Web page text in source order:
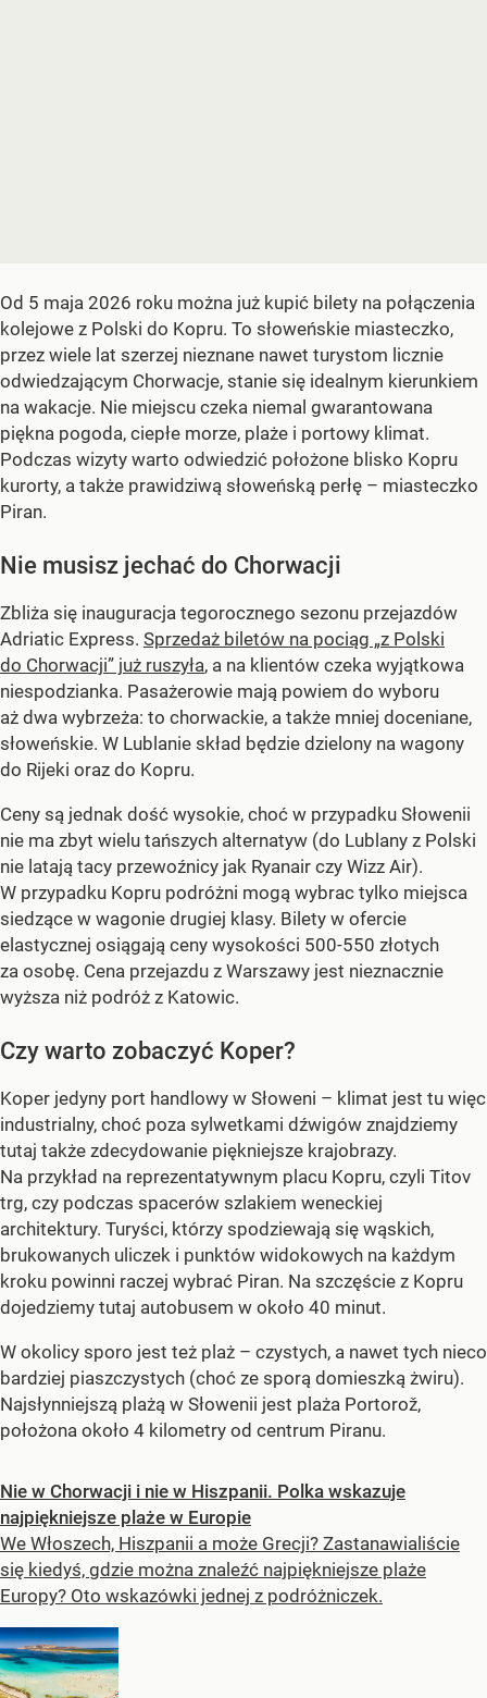
Od 5 maja 2026 roku można już kupić bilety na połączenia
kolejowe z Polski do Kopru. To słoweńskie miasteczko,
przez wiele lat szerzej nieznane nawet turystom licznie
odwiedzającym Chorwacje, stanie się idealnym kierunkiem
na wakacje. Nie miejscu czeka niemal gwarantowana
piękna pogoda, ciepłe morze, plaże i portowy klimat.
Podczas wizyty warto odwiedzić położone blisko Kopru
kurorty, a także prawidziwą słoweńską perłę – miasteczko
Piran.
Nie musisz jechać do Chorwacji
Zbliża się inauguracja tegorocznego sezonu przejazdów
Adriatic Express. Sprzedaż biletów na pociąg „z Polski
do Chorwacji” już ruszyła, a na klientów czeka wyjątkowa
niespodzianka. Pasażerowie mają powiem do wyboru
aż dwa wybrzeża: to chorwackie, a także mniej doceniane,
słoweńskie. W Lublanie skład będzie dzielony na wagony
do Rijeki oraz do Kopru.
Ceny są jednak dość wysokie, choć w przypadku Słowenii
nie ma zbyt wielu tańszych alternatyw (do Lublany z Polski
nie latają tacy przewoźnicy jak Ryanair czy Wizz Air).
W przypadku Kopru podróżni mogą wybrac tylko miejsca
siedzące w wagonie drugiej klasy. Bilety w ofercie
elastycznej osiągają ceny wysokości 500-550 złotych
za osobę. Cena przejazdu z Warszawy jest nieznacznie
wyższa niż podróż z Katowic.
Czy warto zobaczyć Koper?
Koper jedyny port handlowy w Słoweni – klimat jest tu więc
industrialny, choć poza sylwetkami dźwigów znajdziemy
tutaj także zdecydowanie piękniejsze krajobrazy.
Na przykład na reprezentatywnym placu Kopru, czyli Titov
trg, czy podczas spacerów szlakiem weneckiej
architektury. Turyści, którzy spodziewają się wąskich,
brukowanych uliczek i punktów widokowych na każdym
kroku powinni raczej wybrać Piran. Na szczęście z Kopru
dojedziemy tutaj autobusem w około 40 minut.
W okolicy sporo jest też plaż – czystych, a nawet tych nieco
bardziej piaszczystych (choć ze sporą domieszką żwiru).
Najsłynniejszą plażą w Słowenii jest plaża Portorož,
położona około 4 kilometry od centrum Piranu.
Nie w Chorwacji i nie w Hiszpanii. Polka wskazuje
najpiękniejsze plaże w Europie
We Włoszech, Hiszpanii a może Grecji? Zastanawialiście
się kiedyś, gdzie można znaleźć najpiękniejsze plaże
Europy? Oto wskazówki jednej z podróżniczek.